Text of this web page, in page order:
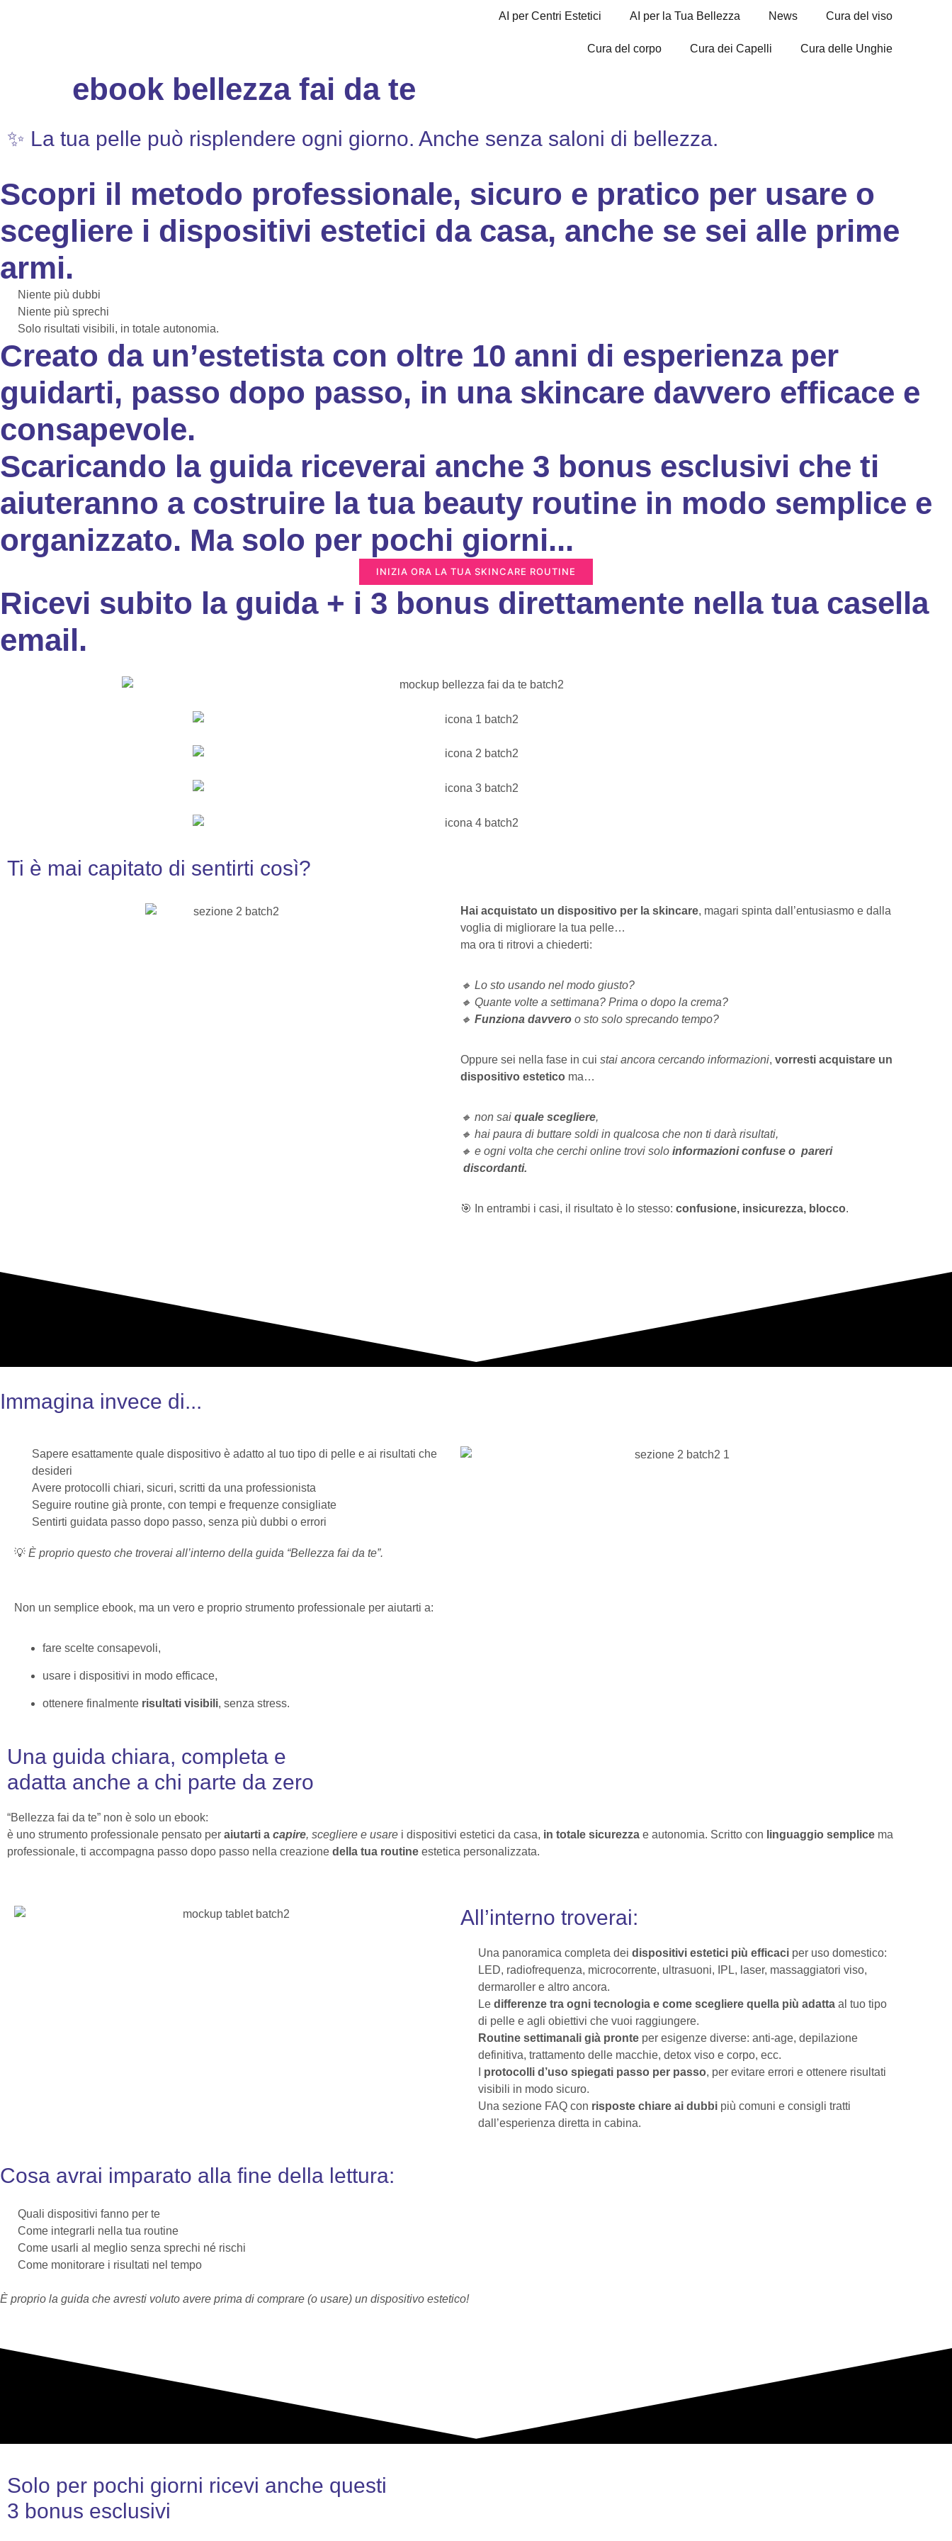
AI per Centri Estetici AI per la Tua Bellezza News Cura del viso
Cura del corpo Cura dei Capelli Cura delle Unghie
ebook bellezza fai da te
✨ La tua pelle può risplendere ogni giorno. Anche senza saloni di bellezza.
Scopri il metodo professionale, sicuro e pratico per usare o
scegliere i dispositivi estetici da casa, anche se sei alle prime
armi.
Niente più dubbi
Niente più sprechi
Solo risultati visibili, in totale autonomia.
Creato da un’estetista con oltre 10 anni di esperienza per
guidarti, passo dopo passo, in una skincare davvero efficace e
consapevole.
Scaricando la guida riceverai anche 3 bonus esclusivi che ti
aiuteranno a costruire la tua beauty routine in modo semplice e
organizzato. Ma solo per pochi giorni...
INIZIA ORA LA TUA SKINCARE ROUTINE
Ricevi subito la guida + i 3 bonus direttamente nella tua casella
email.
Ti è mai capitato di sentirti così?
Hai acquistato un dispositivo per la skincare, magari spinta dall’entusiasmo e dalla
voglia di migliorare la tua pelle…
ma ora ti ritrovi a chiederti:
🔸 Lo sto usando nel modo giusto?
🔸 Quante volte a settimana? Prima o dopo la crema?
🔸 Funziona davvero o sto solo sprecando tempo?
Oppure sei nella fase in cui stai ancora cercando informazioni, vorresti acquistare un
dispositivo estetico ma…
🔸 non sai quale scegliere,
🔸 hai paura di buttare soldi in qualcosa che non ti darà risultati,
🔸 e ogni volta che cerchi online trovi solo informazioni confuse o pareri
discordanti.
🎯 In entrambi i casi, il risultato è lo stesso: confusione, insicurezza, blocco.
Immagina invece di...
Sapere esattamente quale dispositivo è adatto al tuo tipo di pelle e ai risultati che
desideri
Avere protocolli chiari, sicuri, scritti da una professionista
Seguire routine già pronte, con tempi e frequenze consigliate
Sentirti guidata passo dopo passo, senza più dubbi o errori
💡 È proprio questo che troverai all’interno della guida “Bellezza fai da te”.
Non un semplice ebook, ma un vero e proprio strumento professionale per aiutarti a:
fare scelte consapevoli,
usare i dispositivi in modo efficace,
ottenere finalmente risultati visibili, senza stress.
Una guida chiara, completa e
adatta anche a chi parte da zero
“Bellezza fai da te” non è solo un ebook:
è uno strumento professionale pensato per aiutarti a capire, scegliere e usare i dispositivi estetici da casa, in totale sicurezza e autonomia. Scritto con linguaggio semplice ma
professionale, ti accompagna passo dopo passo nella creazione della tua routine estetica personalizzata.
All’interno troverai:
Una panoramica completa dei dispositivi estetici più efficaci per uso domestico:
LED, radiofrequenza, microcorrente, ultrasuoni, IPL, laser, massaggiatori viso,
dermaroller e altro ancora.
Le differenze tra ogni tecnologia e come scegliere quella più adatta al tuo tipo
di pelle e agli obiettivi che vuoi raggiungere.
Routine settimanali già pronte per esigenze diverse: anti-age, depilazione
definitiva, trattamento delle macchie, detox viso e corpo, ecc.
protocolli d’uso spiegati passo per passo, per evitare errori e ottenere risultati
visibili in modo sicuro.
Una sezione FAQ con risposte chiare ai dubbi più comuni e consigli tratti
dall’esperienza diretta in cabina.
Cosa avrai imparato alla fine della lettura:
Quali dispositivi fanno per te
Come integrarli nella tua routine
Come usarli al meglio senza sprechi né rischi
Come monitorare i risultati nel tempo
È proprio la guida che avresti voluto avere prima di comprare (o usare) un dispositivo estetico!
Solo per pochi giorni ricevi anche questi
3 bonus esclusivi